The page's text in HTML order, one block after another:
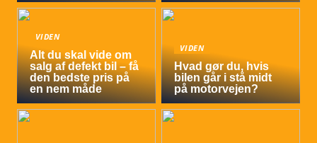
VIDEN
Alt du skal vide om
salg af defekt bil – få
den bedste pris på
en nem måde
VIDEN
Hvad gør du, hvis
bilen går i stå midt
på motorvejen?